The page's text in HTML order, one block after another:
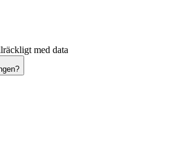
med data